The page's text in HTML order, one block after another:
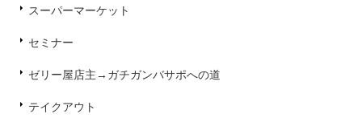
スーパーマーケット
セミナー
ゼリー屋店主→ガチガンバサポへの道
テイクアウト